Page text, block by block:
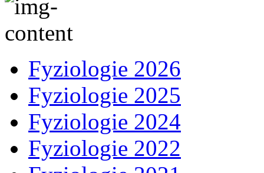
Fyziologie 2026
Fyziologie 2025
Fyziologie 2024
Fyziologie 2022